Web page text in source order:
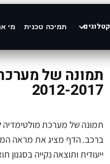
קטלוגים תמיכה טכנית מי
2012-2017
ברכב. הדף מציג את מראה
ייעודית ותוצאה נקייה בסגנון